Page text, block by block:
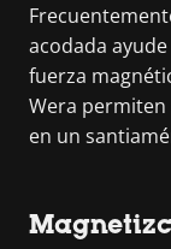
acodada
fuerza
Wera
en un